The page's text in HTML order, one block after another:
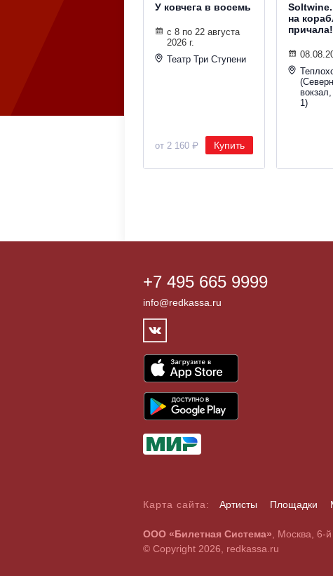
У ковчега в восемь
с 8 по 22 августа
2026 г.
Театр Три Ступени
от 2 160 ₽ Купить
на
причала!
1)
+7 495 665 9999
info@redkassa.ru
Карта сайта: Артисты Площадки
A B C D E F G H I J K L M N O P Q R S T U
0 1 2 3 4 5 6 7 8 9
ООО «Билетная Система» , Москва,
© Copyright 2026, redkassa.ru